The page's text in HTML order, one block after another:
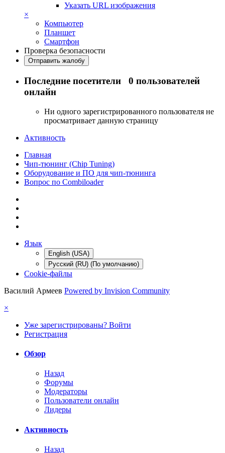
Указать URL изображения
×
Компьютер
Планшет
Смартфон
Проверка безопасности
Отправить жалобу
Последние посетители 0 пользователей
онлайн
Ни одного зарегистрированного пользователя не
просматривает данную страницу
Активность
Главная
Чип-тюнинг (Chip Tuning)
Оборудование и ПО для чип-тюнинга
Вопрос по Combiloader
Язык
English (USA)
Русский (RU) (По умолчанию)
Cookie-файлы
Василий Армеев Powered by Invision Community
×
Уже зарегистрированы? Войти
Регистрация
Обзор
Назад
Форумы
Модераторы
Пользователи онлайн
Лидеры
Активность
Назад